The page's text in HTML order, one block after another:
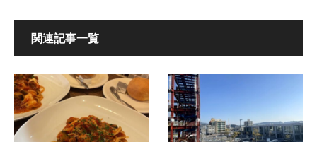
関連記事一覧